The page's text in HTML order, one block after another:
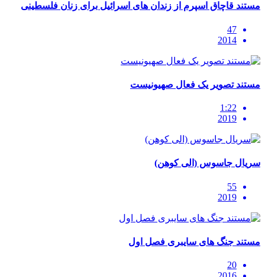
مستند قاچاق اسپرم از زندان های اسرائیل برای زنان فلسطینی
47
2014
مستند تصویر یک فعال صهیونیست
1:22
2019
سریال جاسوس (الی کوهن)
55
2019
مستند جنگ های سایبری فصل اول
20